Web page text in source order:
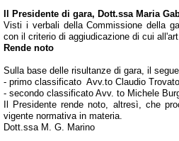
Il Presidente di gara, Dott.ssa Maria
Visti i verbali della Commissione della
con il criterio di aggiudicazione di cui
Rende noto
Sulla base delle risultanze di gara, il
- primo classificato Avv.to Claudio
- secondo classificato Avv. to Michele
Il Presidente rende noto, altresì, che
vigente normativa in materia.
Dott.ssa M. G. Marino